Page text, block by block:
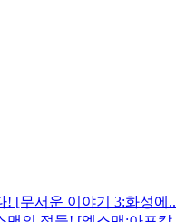
! [무서운 이야기 3:화성에..